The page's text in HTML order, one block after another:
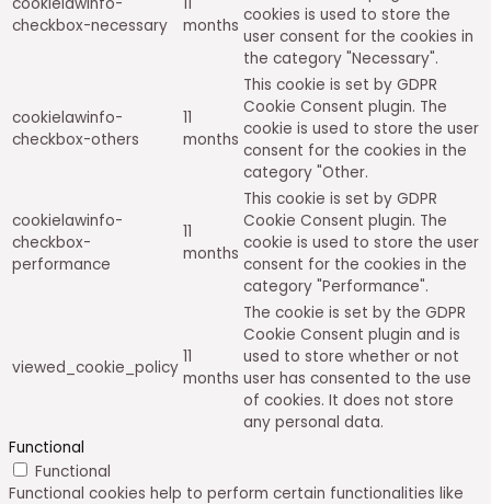
checkbox-necessary
months
cookies is used to store the
user consent for the cookies in
the category "Necessary".
cookielawinfo-
checkbox-others
11
months
This cookie is set by GDPR
Cookie Consent plugin. The
cookie is used to store the user
consent for the cookies in the
category "Other.
cookielawinfo-
checkbox-
performance
11
months
This cookie is set by GDPR
Cookie Consent plugin. The
cookie is used to store the user
consent for the cookies in the
category "Performance".
viewed_cookie_policy
11
months
The cookie is set by the GDPR
Cookie Consent plugin and is
used to store whether or not
user has consented to the use
of cookies. It does not store
any personal data.
Functional
Functional
Functional cookies help to perform certain functionalities like